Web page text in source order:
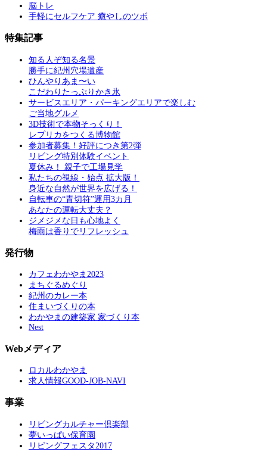
脳トレ
手軽にセルフケア 癒やしのツボ
特集記事
知る人ぞ知る名景
勝手に紀州穴場遺産
ひんやりあま〜い
こだわりたっぷりかき氷
サービスエリア・パーキングエリアで楽しむ
ご当地グルメ
3D技術で本物そっくり！
レプリカをつくる博物館
参加者募集！好評につき第2弾
リビング特別体験イベント
夏休み！ 親子で工場見学
私たちの視線・始点 拡大版！
身近な自然が世界を広げる！
自転車の“青切符”運用3カ月
あなたの運転大丈夫？
ジメジメな日も心地よく
梅雨は香りでリフレッシュ
発行物
カフェわかやま2023
まちぐるめぐり
紀州のカレー本
住まいづくりの本
わかやまの建築家 家づくり本
Nest
Webメディア
ロカルわかやま
求人情報GOOD-JOB-NAVI
事業
リビングカルチャー倶楽部
夢いっぱい保育園
リビングフェスタ2017